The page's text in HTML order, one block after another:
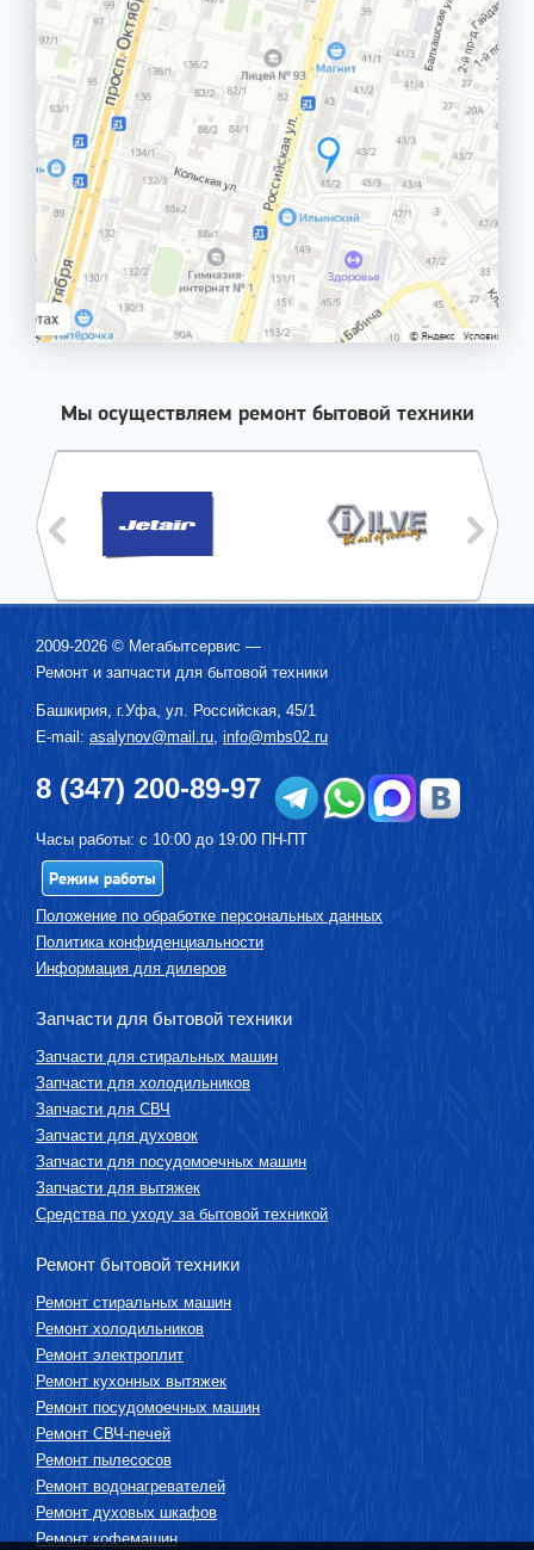
Мы осуществляем ремонт бытовой техники
2009-2026 © Мегабытсервис —
Ремонт и запчасти для бытовой техники
Башкирия, г.Уфа ул. Российская, 45/1
E-mail: asalynov@mail.ru info@mbs02.ru
8 (347) 200-89-97
Часы работы: с 10:00 до 19:00 ПН-ПТ
Режим работы
Положение по обработке персональных данных
Политика конфиденциальности
Информация для дилеров
Запчасти для бытовой техники
Запчасти для стиральных машин
Запчасти для холодильников
Запчасти для СВЧ
Запчасти для духовок
Запчасти для посудомоечных машин
Запчасти для вытяжек
Средства по уходу за бытовой техникой
Ремонт бытовой техники
Ремонт стиральных машин
Ремонт холодильников
Ремонт электроплит
Ремонт кухонных вытяжек
Ремонт посудомоечных машин
Ремонт СВЧ-печей
Ремонт пылесосов
Ремонт водонагревателей
Ремонт духовых шкафов
Ремонт кофемашин